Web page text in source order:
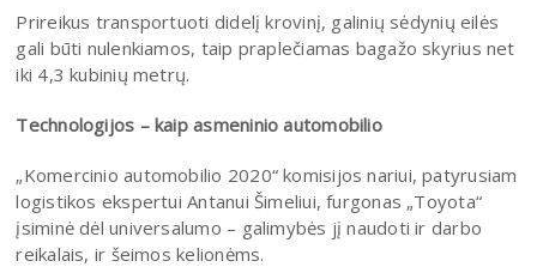
Prireikus transportuoti didelį krovinį, galinių sėdynių eilės
gali būti nulenkiamos, taip praplečiamas bagažo skyrius net
iki 4,3 kubinių metrų.
Technologijos – kaip asmeninio automobilio
„Komercinio automobilio 2020“ komisijos nariui, patyrusiam
logistikos ekspertui Antanui Šimeliui, furgonas „Toyota“
įsiminė dėl universalumo – galimybės jį naudoti ir darbo
reikalais, ir šeimos kelionėms.